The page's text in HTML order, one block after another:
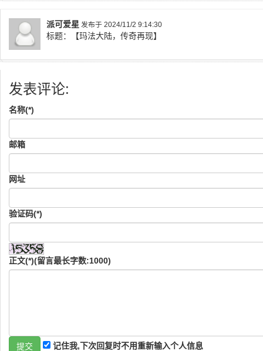
派可爱星 发布于 2024/11/2 9:14:30
标题：【玛法大陆，传奇再现】
发表评论:
名称(*)
邮箱
网址
验证码(*)
正文(*)(留言最长字数:1000)
记住我,下次回复时不用重新输入个人信息